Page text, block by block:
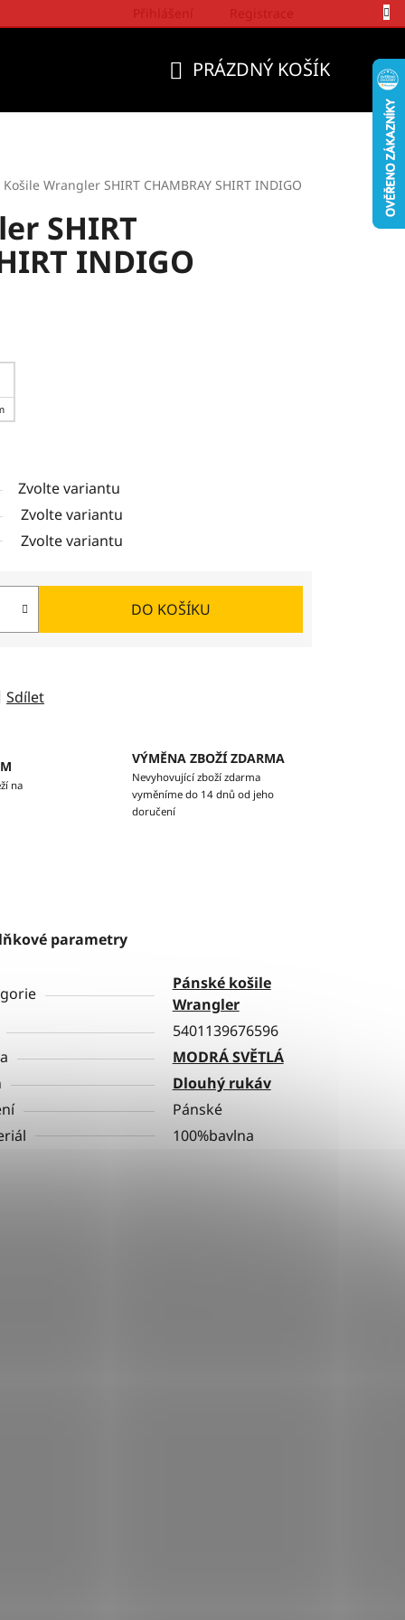
PRÁZDNÝ KOŠÍK
Košile Wrangler SHIRT CHAMBRAY SHIRT INDIGO
SHIRT
INDIGO
Zvolte variantu
Zvolte variantu
Zvolte variantu
DO KOŠÍKU
Sdílet
na
VÝMĚNA ZBOŽÍ ZDARMA
Nevyhovující zboží zdarma
vyměníme do 14 dnů od jeho
doručení
parametry
Pánské košile
Wrangler
5401139676596
MODRÁ SVĚTLÁ
Dlouhý rukáv
Pánské
100%bavlna